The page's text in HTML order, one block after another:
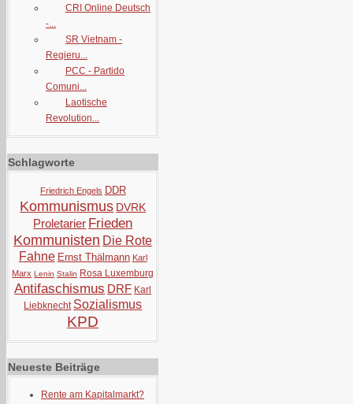
CRI Online Deutsch
-...
SR Vietnam -
Regieru...
PCC - Partido
Comuni...
Laotische
Revolution...
Schlagworte
Friedrich Engels DDR
Kommunismus DVRK
Proletarier Frieden
Kommunisten Die Rote
Fahne Ernst Thälmann Karl
Marx Lenin Stalin Rosa Luxemburg
Antifaschismus DRF Karl
Liebknecht Sozialismus
KPD
Neueste Beiträge
Rente am Kapitalmarkt?